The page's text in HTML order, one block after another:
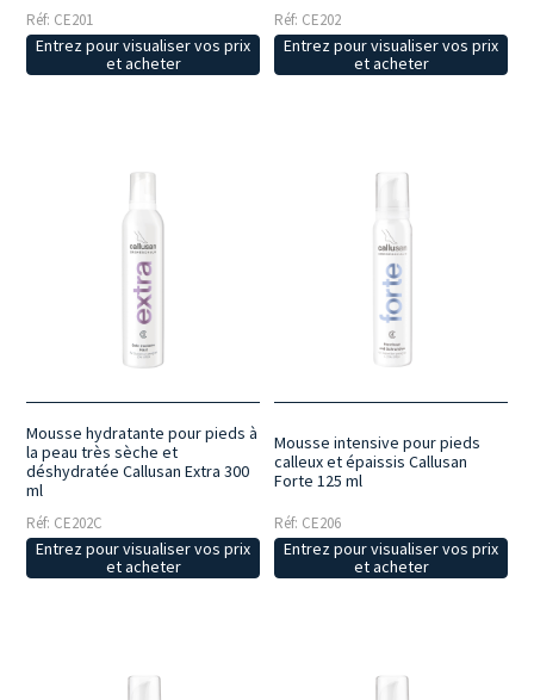
Réf: CE201
Entrez pour visualiser vos prix
et acheter
Réf: CE202
Entrez pour visualiser vos prix
et acheter
Mousse hydratante pour pieds à
la peau très sèche et
déshydratée Callusan Extra 300
ml
Réf: CE202C
Entrez pour visualiser vos prix
et acheter
Mousse intensive pour pieds
calleux et épaissis Callusan
Forte 125 ml
Réf: CE206
Entrez pour visualiser vos prix
et acheter